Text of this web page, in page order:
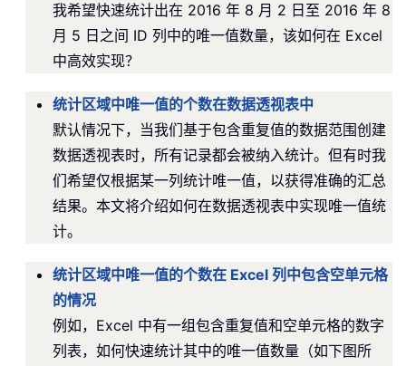
我希望快速统计出在 2016 年 8 月 2 日至 2016 年 8
月 5 日之间 ID 列中的唯一值数量，该如何在 Excel
中高效实现？
统计区域中唯一值的个数在数据透视表中
默认情况下，当我们基于包含重复值的数据范围创建
数据透视表时，所有记录都会被纳入统计。但有时我
们希望仅根据某一列统计唯一值，以获得准确的汇总
结果。本文将介绍如何在数据透视表中实现唯一值统
计。
统计区域中唯一值的个数在 Excel 列中包含空单元格
的情况
例如，Excel 中有一组包含重复值和空单元格的数字
列表，如何快速统计其中的唯一值数量（如下图所